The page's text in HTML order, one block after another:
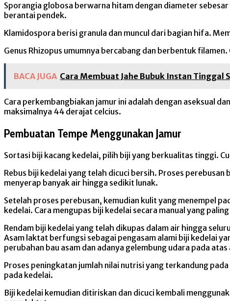
Sporangia globosa berwarna hitam dengan diameter
berantai pendek.
Klamidospora berisi granula dan muncul dari bagian hifa.
Genus Rhizopus umumnya bercabang dan berbentuk
BACA JUGA Cara Membuat Jahe Bubuk Instan Tinggal
Cara perkembangbiakan jamur ini adalah dengan aseksual
maksimalnya 44 derajat celcius.
Pembuatan Tempe Menggunakan Jamur
Sortasi biji kacang kedelai, pilih biji yang berkualitas tinggi.
Rebus biji kedelai yang telah dicuci bersih. Proses
menyerap banyak air hingga sedikit lunak.
Setelah proses perebusan, kemudian kulit yang menempel
kedelai. Cara mengupas biji kedelai secara manual yang
Rendam biji kedelai yang telah dikupas dalam air hingga
Asam laktat berfungsi sebagai pengasam alami biji kedelai
perubahan bau asam dan adanya gelembung udara pada
Proses peningkatan jumlah nilai nutrisi yang terkandung
pada kedelai.
Biji kedelai kemudian ditiriskan dan dicuci kembali